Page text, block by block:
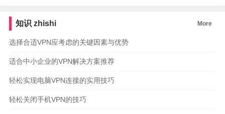
知识 zhishi More
选择合适VPN应考虑的关键因素与优势
适合中小企业的VPN解决方案推荐
轻松实现电脑VPN连接的实用技巧
轻松关闭手机VPN的技巧